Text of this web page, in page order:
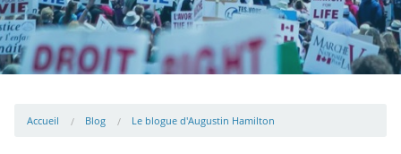
Accueil Blog Le blogue d'Augustin Hamilton